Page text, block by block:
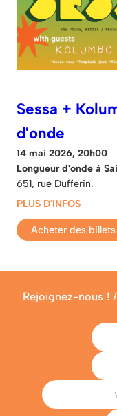
Sessa +
d'onde
14 mai 2026, 20h00
Longueur d'onde à
651, rue Dufferin.
PLUS D'INFOS
Acheter des billets
Rejoignez-nous !